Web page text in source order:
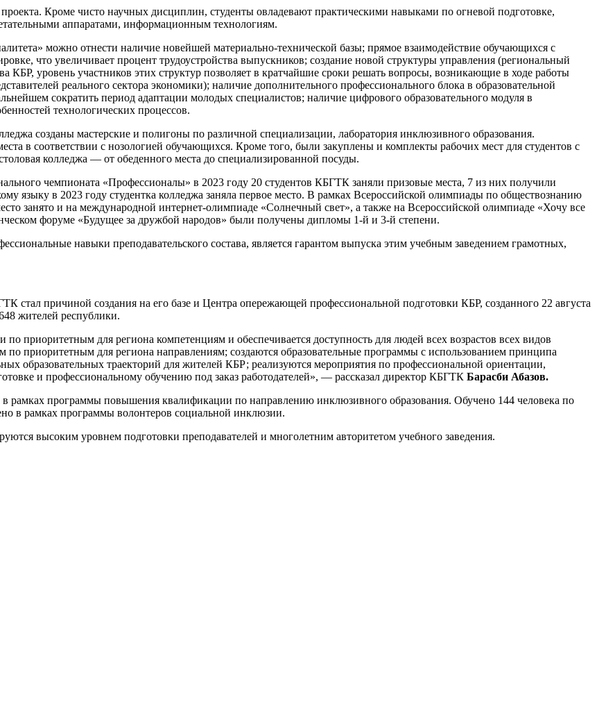
проекта. Кроме чисто научных дисциплин, студенты овладевают практическими навыками по огневой подготовке,
аппаратами, информационным технологиям.
можно отнести наличие новейшей материально-технической базы; прямое взаимодействие обучающихся с
что увеличивает процент трудоустройства выпускников; создание новой структуры управления (региональный
КБР, уровень участников этих структур позволяет в кратчайшие сроки решать вопросы, возникающие в ходе работы
реального сектора экономики); наличие дополнительного профессионального блока в образовательной
сократить период адаптации молодых специалистов; наличие цифрового образовательного модуля в
технологических процессов.
созданы мастерские и полигоны по различной специализации, лаборатория инклюзивного образования.
в соответствии с нозологией обучающихся. Кроме того, были закуплены и комплекты рабочих мест для студентов с
колледжа — от обеденного места до специализированной посуды.
чемпионата «Профессионалы» в 2023 году 20 студентов КБГТК заняли призовые места, 7 из них получили
языку в 2023 году студентка колледжа заняла первое место. В рамках Всероссийской олимпиады по обществознанию
занято и на международной интернет-олимпиаде «Солнечный свет», а также на Всероссийской олимпиаде «Хочу все
форуме «Будущее за дружбой народов» были получены дипломы 1-й и 3-й степени.
навыки преподавательского состава, является гарантом выпуска этим учебным заведением грамотных,
стал причиной создания на его базе и Центра опережающей профессиональной подготовки КБР, созданного 22 августа
жителей республики.
приоритетным для региона компетенциям и обеспечивается доступность для людей всех возрастов всех видов
по приоритетным для региона направлениям; создаются образовательные программы с использованием принципа
образовательных траекторий для жителей КБР; реализуются мероприятия по профессиональной ориентации,
и профессиональному обучению под заказ работодателей», — рассказал директор КБГТК Барасби Абазов.
рамках программы повышения квалификации по направлению инклюзивного образования. Обучено 144 человека по
в рамках программы волонтеров социальной инклюзии.
высоким уровнем подготовки преподавателей и многолетним авторитетом учебного заведения.